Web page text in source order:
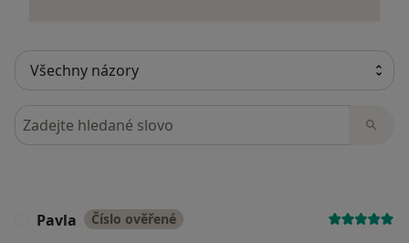
Hledejte v názorech
Pavla Číslo ověřené